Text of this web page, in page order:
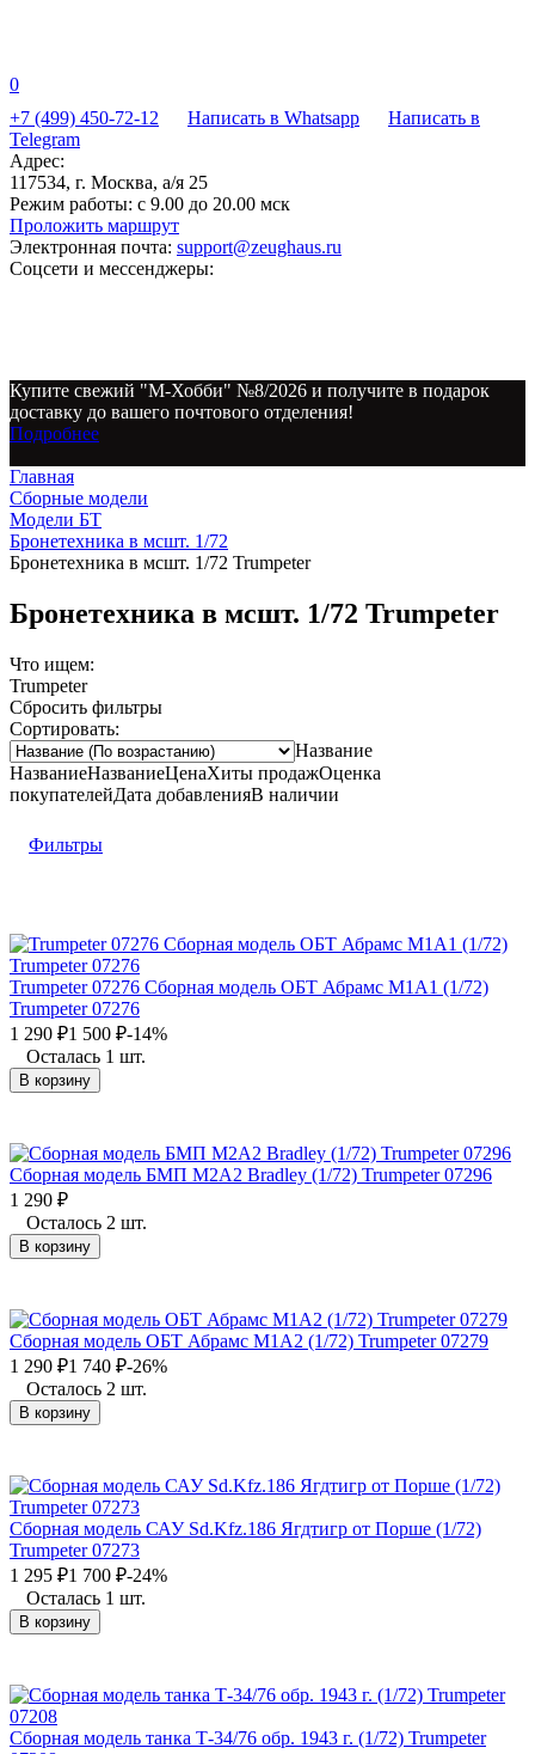
0
+7 (499) 450-72-12
Написать в Whatsapp
Написать в
Telegram
Адрес:
117534, г. Москва, а/я 25
Режим работы: с 9.00 до 20.00 мск
Проложить маршрут
Электронная почта: support@zeughaus.ru
Соцсети и мессенджеры:
Купите свежий "М-Хобби" №8/2026 и получите в подарок
доставку до вашего почтового отделения!
Подробнее
Главная
Сборные модели
Модели БТ
Бронетехника в мсшт. 1/72
Бронетехника в мсшт. 1/72 Trumpeter
Бронетехника в мсшт. 1/72 Trumpeter
Что ищем:
Trumpeter
Сбросить фильтры
Сортировать:
Название
НазваниеНазваниеЦенаХиты продажОценка
покупателейДата добавленияВ наличии
Фильтры
Trumpeter 07276 Сборная модель ОБТ Абрамс М1А1 (1/72)
Trumpeter 07276
1 290 ₽1 500 ₽-14%
Осталась 1 шт.
В корзину
Сборная модель БМП М2А2 Bradley (1/72) Trumpeter 07296
1 290 ₽
Осталось 2 шт.
В корзину
Сборная модель ОБТ Абрамс М1А2 (1/72) Trumpeter 07279
1 290 ₽1 740 ₽-26%
Осталось 2 шт.
В корзину
Сборная модель САУ Sd.Kfz.186 Ягдтигр от Порше (1/72)
Trumpeter 07273
1 295 ₽1 700 ₽-24%
Осталась 1 шт.
В корзину
Сборная модель танка Т-34/76 обр. 1943 г. (1/72) Trumpeter